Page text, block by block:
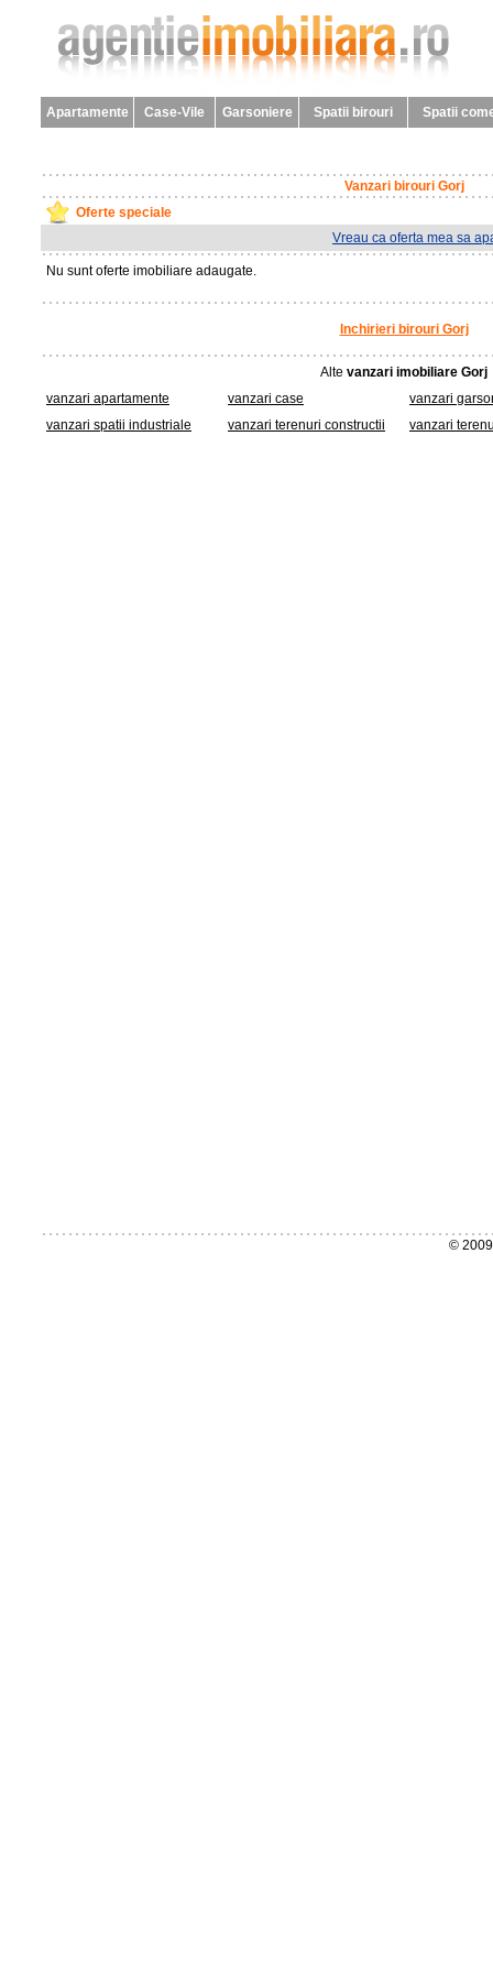
Apartamente Case-Vile Garsoniere Spatii birouri Spatii
Vanzari birouri Gorj
Oferte speciale
Vreau ca oferta mea sa
Nu sunt oferte imobiliare adaugate.
Inchirieri birouri Gorj
Alte vanzari imobiliare Gorj
vanzari apartamente
vanzari case
vanzari
vanzari spatii industriale
vanzari terenuri constructii vanzari
©